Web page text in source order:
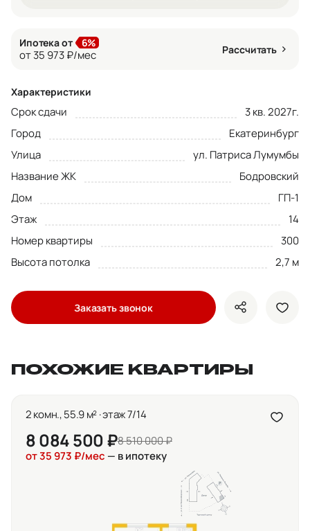
Ипотека от 6%
от 35 973 ₽/мес Рассчитать
Характеристики
Срок сдачи
3 кв. 2027г.
Город
Екатеринбург
Улица
ул. Патриса Лумумбы
Название ЖК
Бодровский
Дом
ГП-1
Этаж
14
Номер квартиры
300
Высота потолка
2,7 м
Заказать звонок показать
ПОХОЖИЕ КВАРТИРЫ
2 комн., 55.9 м² · этаж 7/14
8 084 500 ₽8 510 000 ₽
от 35 973 ₽/мес — в ипотеку